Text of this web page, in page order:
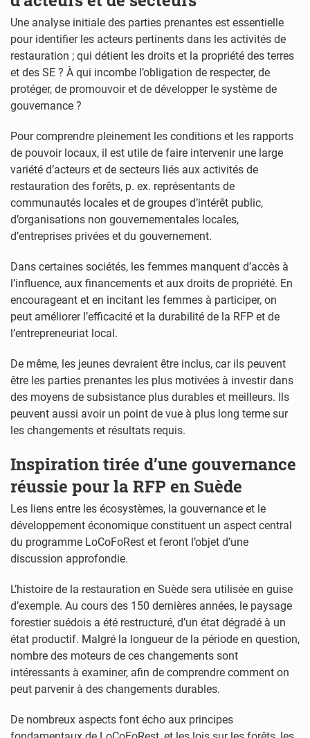
Une analyse initiale des parties prenantes est essentielle
pour identifier les acteurs pertinents dans les activités de
restauration ; qui détient les droits et la propriété des terres
et des SE ? À qui incombe l’obligation de respecter, de
protéger, de promouvoir et de développer le système de
gouvernance ?
Pour comprendre pleinement les conditions et les rapports
de pouvoir locaux, il est utile de faire intervenir une large
variété d’acteurs et de secteurs liés aux activités de
restauration des forêts, p. ex. représentants de
communautés locales et de groupes d’intérêt public,
d’organisations non gouvernementales locales,
d’entreprises privées et du gouvernement.
Dans certaines sociétés, les femmes manquent d’accès à
l’influence, aux financements et aux droits de propriété. En
encourageant et en incitant les femmes à participer, on
peut améliorer l’efficacité et la durabilité de la RFP et de
l’entrepreneuriat local.
De même, les jeunes devraient être inclus, car ils peuvent
être les parties prenantes les plus motivées à investir dans
des moyens de subsistance plus durables et meilleurs. Ils
peuvent aussi avoir un point de vue à plus long terme sur
les changements et résultats requis.
Inspiration tirée d’une gouvernance
réussie pour la RFP en Suède
Les liens entre les écosystèmes, la gouvernance et le
développement économique constituent un aspect central
du programme LoCoFoRest et feront l’objet d’une
discussion approfondie.
L’histoire de la restauration en Suède sera utilisée en guise
d’exemple. Au cours des 150 dernières années, le paysage
forestier suédois a été restructuré, d’un état dégradé à un
état productif. Malgré la longueur de la période en question,
nombre des moteurs de ces changements sont
intéressants à examiner, afin de comprendre comment on
peut parvenir à des changements durables.
De nombreux aspects font écho aux principes